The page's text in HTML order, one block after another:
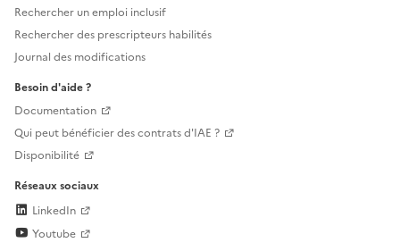
Rechercher un emploi inclusif
Rechercher des prescripteurs habilités
Journal des modifications
Besoin d'aide ?
Documentation
Qui peut bénéficier des contrats d'IAE ?
Disponibilité
Réseaux sociaux
LinkedIn
Youtube